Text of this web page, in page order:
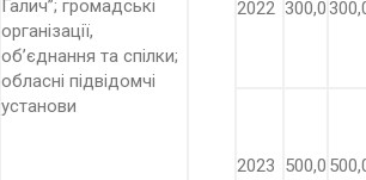
Галич”; громадські
організації,
об’єднання та спілки;
обласні підвідомчі
установи
2022 300,0
2023 500,0